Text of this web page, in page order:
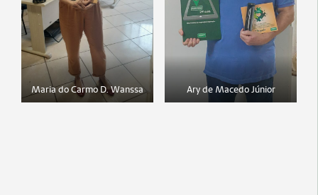
Maria do Carmo D. Wanssa Ary de Macedo Júnior